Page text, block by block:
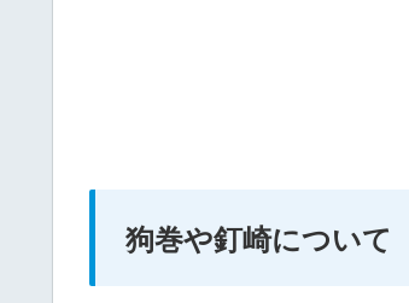
狗巻や釘崎について